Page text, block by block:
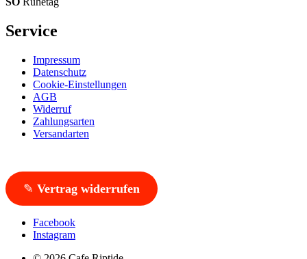
Service
Impressum
Datenschutz
Cookie-Einstellungen
AGB
Widerruf
Zahlungsarten
Versandarten
✎ Vertrag widerrufen
Facebook
Instagram